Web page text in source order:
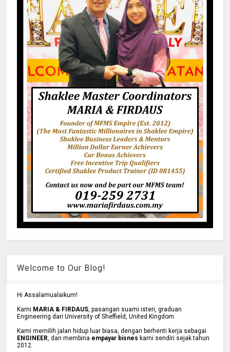
Welcome to Our Blog!
Hi Assalamualaikum!
Kami MARIA & FIRDAUS , pasangan suami isteri, graduan
Engineering dari University of Sheffield, United Kingdom.
Kami memilih jalan hidup luar biasa, dengan berhenti kerja sebagai
ENGINEER , dan membina empayar bisnes kami sendiri sejak tahun
2012.